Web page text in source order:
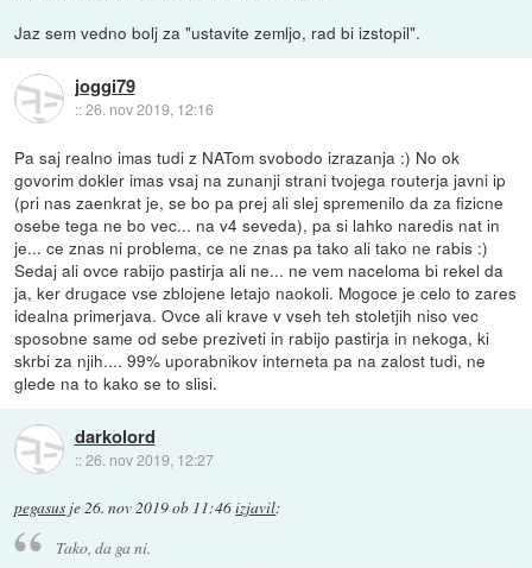
Jaz sem vedno bolj za "ustavite zemljo, rad bi izstopil".
joggi79
::26. nov 2019, 12:16
Pa saj realno imas tudi z NATom svobodo izrazanja :) No ok
govorim dokler imas vsaj na zunanji strani tvojega routerja javni ip
(pri nas zaenkrat je, se bo pa prej ali slej spremenilo da za fizicne
osebe tega ne bo vec... na v4 seveda), pa si lahko naredis nat in
je... ce znas ni problema, ce ne znas pa tako ali tako ne rabis :)
Sedaj ali ovce rabijo pastirja ali ne... ne vem naceloma bi rekel da
ja, ker drugace vse zblojene letajo naokoli. Mogoce je celo to zares
idealna primerjava. Ovce ali krave v vseh teh stoletjih niso vec
sposobne same od sebe preziveti in rabijo pastirja in nekoga, ki
skrbi za njih.... 99% uporabnikov interneta pa na zalost tudi, ne
glede na to kako se to slisi.
darkolord
::26. nov 2019, 12:27
pegasus je26. nov 2019 ob 11:46izjavil:
Tako, da ga ni.